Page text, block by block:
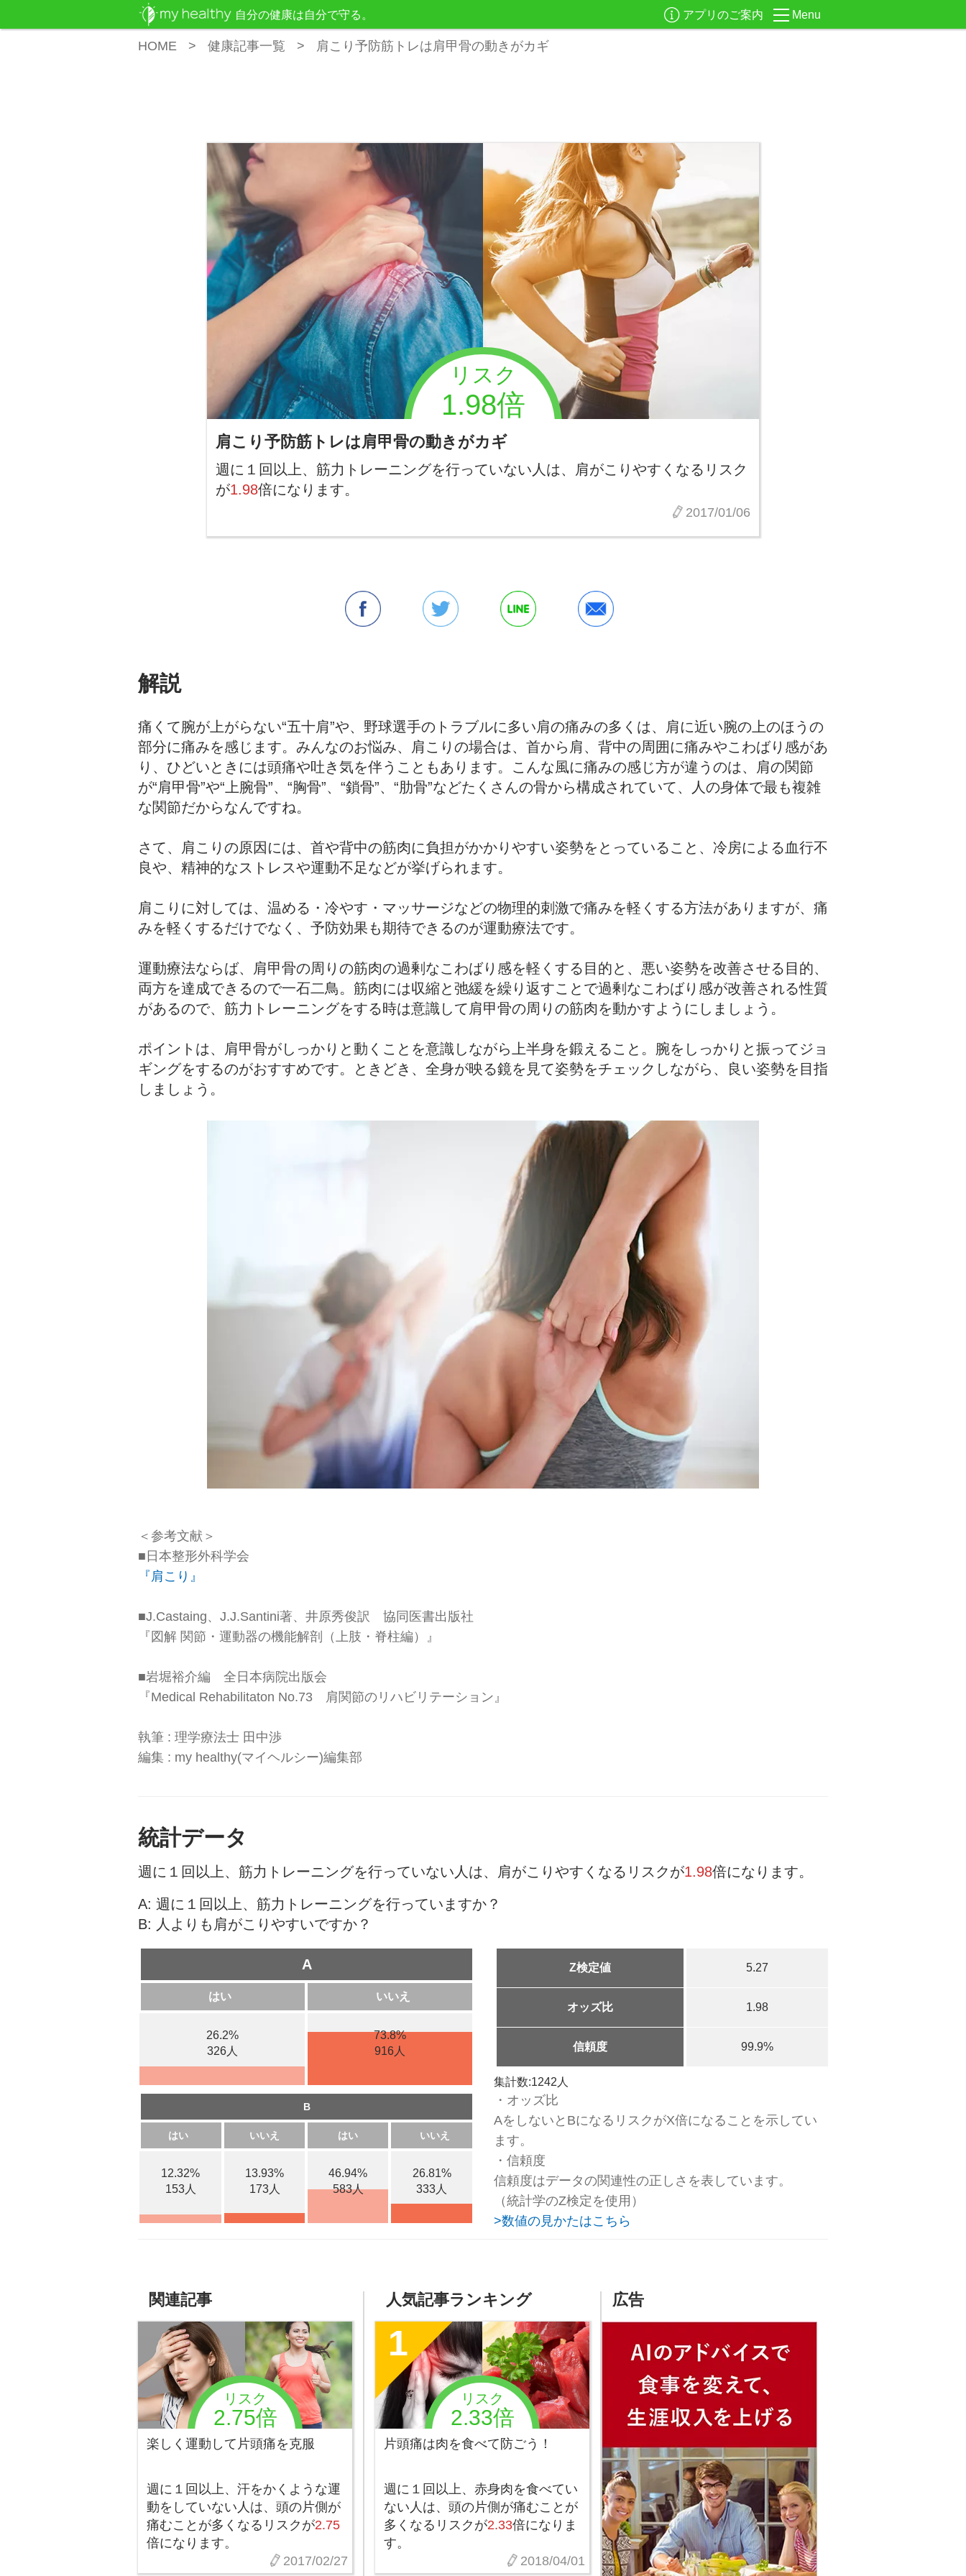
HOME 健康記事一覧 肩こり予防筋トレは肩甲骨の動きがカギ
リスク
1.98倍
肩こり予防筋トレは肩甲骨の動きがカギ
週に１回以上、筋力トレーニングを行っていない人は、肩がこりやすくなるリスク
が1.98倍になります。
2017/01/06
解説
痛くて腕が上がらない“五十肩”や、野球選手のトラブルに多い肩の痛みの多くは、肩に近い腕の上のほうの
部分に痛みを感じます。みんなのお悩み、肩こりの場合は、首から肩、背中の周囲に痛みやこわばり感があ
り、ひどいときには頭痛や吐き気を伴うこともあります。こんな風に痛みの感じ方が違うのは、肩の関節
が“肩甲骨”や“上腕骨”、“胸骨”、“鎖骨”、“肋骨”などたくさんの骨から構成されていて、人の身体で最も複雑
な関節だからなんですね。
さて、肩こりの原因には、首や背中の筋肉に負担がかかりやすい姿勢をとっていること、冷房による血行不
良や、精神的なストレスや運動不足などが挙げられます。
肩こりに対しては、温める・冷やす・マッサージなどの物理的刺激で痛みを軽くする方法がありますが、痛
みを軽くするだけでなく、予防効果も期待できるのが運動療法です。
運動療法ならば、肩甲骨の周りの筋肉の過剰なこわばり感を軽くする目的と、悪い姿勢を改善させる目的、
両方を達成できるので一石二鳥。筋肉には収縮と弛緩を繰り返すことで過剰なこわばり感が改善される性質
があるので、筋力トレーニングをする時は意識して肩甲骨の周りの筋肉を動かすようにしましょう。
ポイントは、肩甲骨がしっかりと動くことを意識しながら上半身を鍛えること。腕をしっかりと振ってジョ
ギングをするのがおすすめです。ときどき、全身が映る鏡を見て姿勢をチェックしながら、良い姿勢を目指
しましょう。
＜参考文献＞
■日本整形外科学会
『肩こり』
■J.Castaing、J.J.Santini著、井原秀俊訳 協同医書出版社
『図解 関節・運動器の機能解剖（上肢・脊柱編）』
■岩堀裕介編 全日本病院出版会
『Medical Rehabilitaton No.73 肩関節のリハビリテーション』
執筆 : 理学療法士 田中渉
編集 : my healthy(マイヘルシー)編集部
統計データ
週に１回以上、筋力トレーニングを行っていない人は、肩がこりやすくなるリスクが1.98倍になります。
A: 週に１回以上、筋力トレーニングを行っていますか？
B: 人よりも肩がこりやすいですか？
A
はい いいえ
26.2%
326人
73.8%
916人
B
はい いいえ はい いいえ
12.32%
153人
13.93%
173人
46.94%
583人
26.81%
333人
Z検定値 5.27
オッズ比 1.98
信頼度 99.9%
集計数:1242人
・オッズ比
AをしないとBになるリスクがX倍になることを示してい
ます。
・信頼度
信頼度はデータの関連性の正しさを表しています。
（統計学のZ検定を使用）
>数値の見かたはこちら
関連記事
リスク
2.75倍
楽しく運動して片頭痛を克服
週に１回以上、汗をかくような運
動をしていない人は、頭の片側が
痛むことが多くなるリスクが2.75
倍になります。
2017/02/27
人気記事ランキング
リスク
2.33倍
1
片頭痛は肉を食べて防ごう！
週に１回以上、赤身肉を食べてい
ない人は、頭の片側が痛むことが
多くなるリスクが2.33倍になりま
す。
2018/04/01
広告
自分の健康は自分で守る。 アプリのご案内 Menu